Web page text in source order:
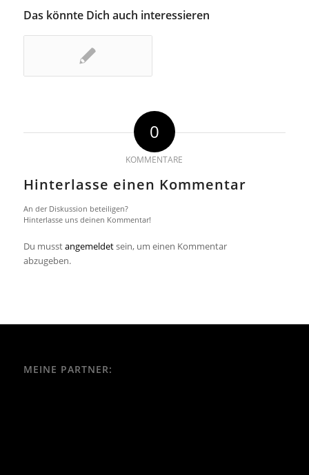
Das könnte Dich auch interessieren
0
KOMMENTARE
Hinterlasse einen Kommentar
An der Diskussion beteiligen?
Hinterlasse uns deinen Kommentar!
Du musstangemeldetsein, um einen Kommentar
abzugeben.
MEINE PARTNER: